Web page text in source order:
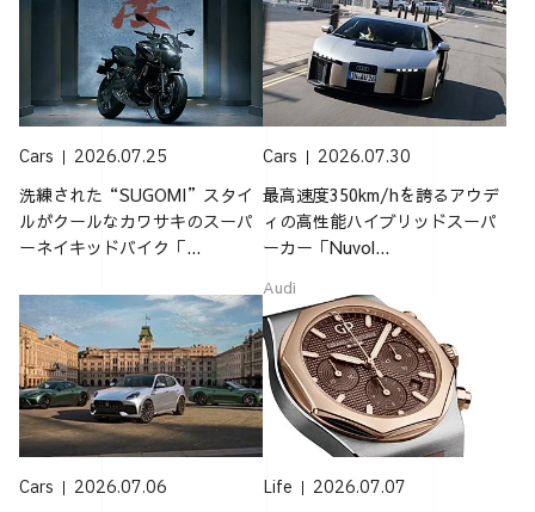
Cars 2026.07.25
洗練された“SUGOMI”スタイ
ルがクールなカワサキのスーパ
ーネイキッドバイク「...
Cars 2026.07.30
最高速度350km/hを誇るアウデ
ィの高性能ハイブリッドスーパ
ーカー「Nuvol...
Audi
Cars 2026.07.06 Life 2026.07.07